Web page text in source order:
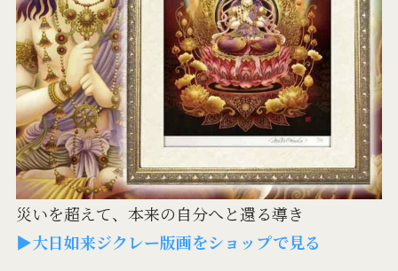
災いを超えて、本来の自分へと還る導き
▶大日如来ジクレー版画をショップで見る